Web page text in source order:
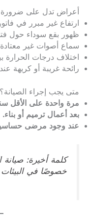
أعراض تدل على ضرورة
ارتفاع غير مبرر في
ظهور بقع سوداء حول
سماع أصوات غير
اختلاف درجات الحرارة
رائحة غريبة أو كريهة
متى يجب إجراء الصيانة؟
مرة واحدة على الأقل
بعد أعمال ترميم أو بناء.
عند وجود مرضى
كلمة أخيرة:
خصوصًا في البيئات